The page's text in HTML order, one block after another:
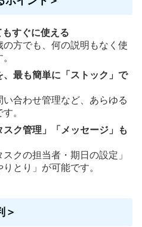
もすぐに使える
の方でも、何の説明もなく使
最も簡単に「ストック」で
合わせ管理など、あらゆる
。
ク管理」「メッセージ」も
クの担当者・期日の設定」
とり」が可能です。
＞